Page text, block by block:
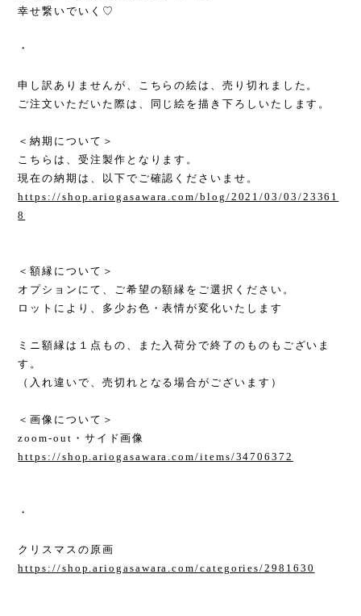
幸せ繋いでいく♡
・
申し訳ありませんが、こちらの絵は、売り切れました。
ご注文いただいた際は、同じ絵を描き下ろしいたします。
＜納期について＞
こちらは、受注製作となります。
現在の納期は、以下でご確認くださいませ。
https://shop.ariogasawara.com/blog/2021/03/03/23361
8
＜額縁について＞
オプションにて、ご希望の額縁をご選択ください。
ロットにより、多少お色・表情が変化いたします
ミニ額縁は１点もの、また入荷分で終了のものもございま
す。
（入れ違いで、売切れとなる場合がございます）
＜画像について＞
zoom-out・サイド画像
https://shop.ariogasawara.com/items/34706372
・
クリスマスの原画
https://shop.ariogasawara.com/categories/2981630